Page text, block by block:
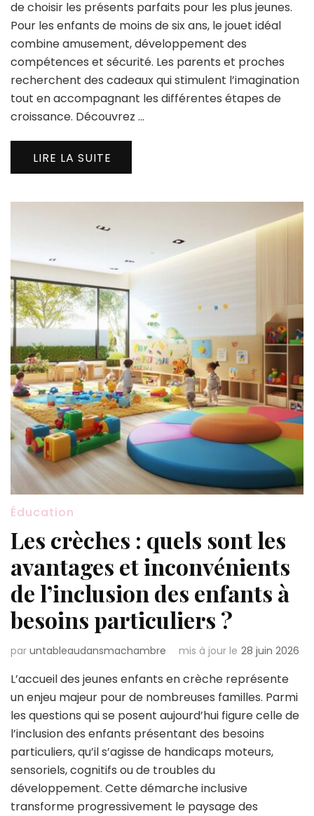
de choisir les présents parfaits pour les plus jeunes.
Pour les enfants de moins de six ans, le jouet idéal
combine amusement, développement des
compétences et sécurité. Les parents et proches
recherchent des cadeaux qui stimulent l’imagination
tout en accompagnant les différentes étapes de
croissance. Découvrez …
LIRE LA SUITE
Éducation
Les crèches : quels sont les
avantages et inconvénients
de l’inclusion des enfants à
besoins particuliers ?
par untableaudansmachambre mis à jour le 28 juin 2026
L’accueil des jeunes enfants en crèche représente
un enjeu majeur pour de nombreuses familles. Parmi
les questions qui se posent aujourd’hui figure celle de
l’inclusion des enfants présentant des besoins
particuliers, qu’il s’agisse de handicaps moteurs,
sensoriels, cognitifs ou de troubles du
développement. Cette démarche inclusive
transforme progressivement le paysage des